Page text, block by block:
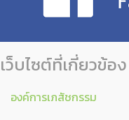
เว็บไซต์ที่เกี่ยวข้อง
องค์การเภสัชกรรม